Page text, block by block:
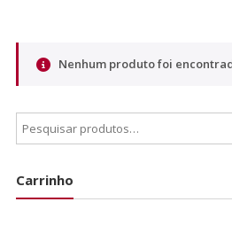
Nenhum produto foi
Carrinho